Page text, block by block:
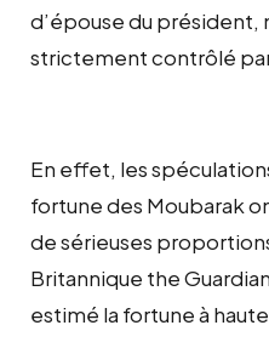
d’épouse du président,
strictement contrôlé
En effet, les
fortune des Moubarak
de sérieuses
Britannique the
estimé la fortune à